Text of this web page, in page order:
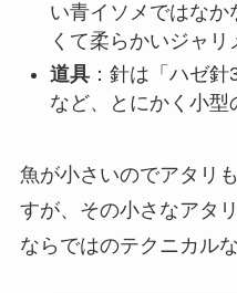
い青イソメではなか
くて柔らかいジャリ
道具：針は「ハゼ針
など、とにかく小型
魚が小さいのでアタリ
すが、その小さなアタ
ならではのテクニカル